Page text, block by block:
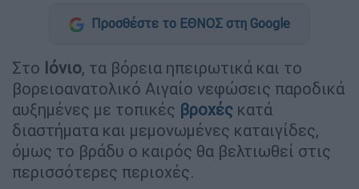
Προσθέστε το ΕΘΝΟΣ στη Google
Στο Ιόνιο, τα βόρεια ηπειρωτικά και το
βορειοανατολικό Αιγαίο νεφώσεις παροδικά
αυξημένες με τοπικές βροχές κατά
διαστήματα και μεμονωμένες καταιγίδες,
όμως το βράδυ ο καιρός θα βελτιωθεί στις
περισσότερες περιοχές.